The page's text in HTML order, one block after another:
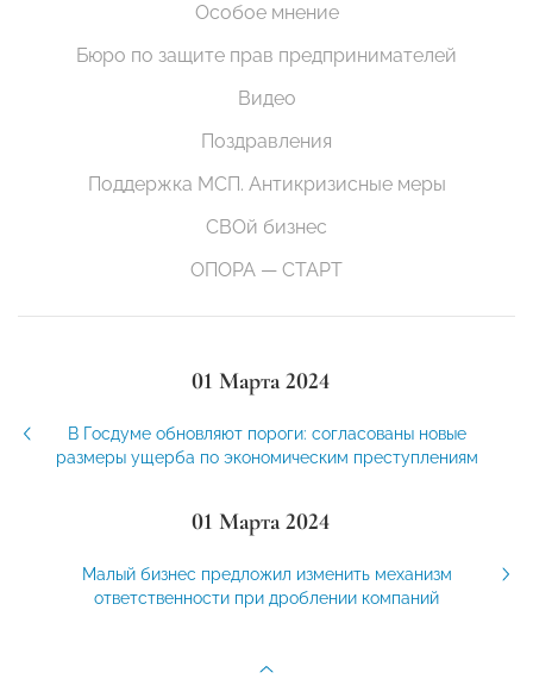
Особое мнение
Бюро по защите прав предпринимателей
Видео
Поздравления
Поддержка МСП. Антикризисные меры
СВОй бизнес
ОПОРА — СТАРТ
01 Марта 2024
В Госдуме обновляют пороги: согласованы новые
размеры ущерба по экономическим преступлениям
01 Марта 2024
Малый бизнес предложил изменить механизм
ответственности при дроблении компаний